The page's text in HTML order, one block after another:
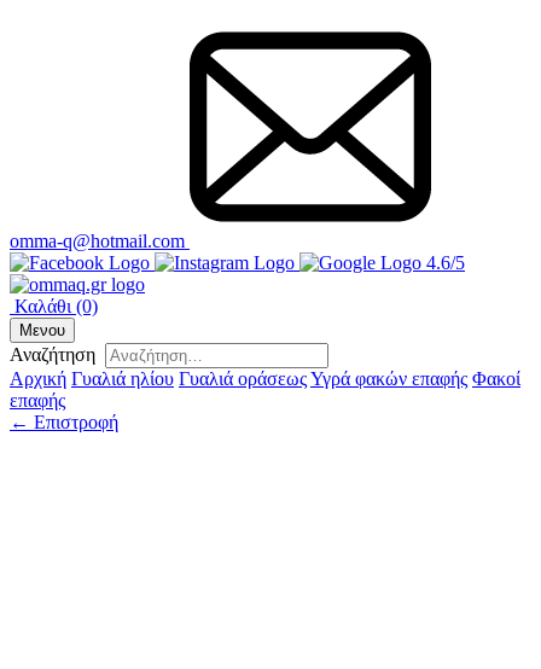
omma-q@hotmail.com
4.6/5
Καλάθι (0)
Μενου
Αναζήτηση
Αρχική Γυαλιά ηλίου Γυαλιά οράσεωςΥγρά φακών επαφής Φακοί
επαφής
← Επιστροφή